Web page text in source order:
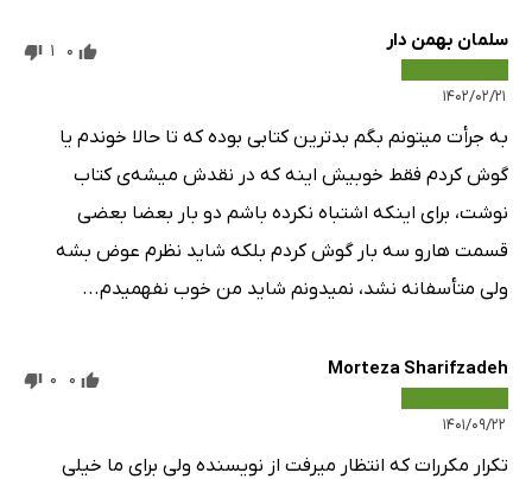
سلمان بهمن دار
۱۴۰۲/۰۲/۲۱
0
1
به جرأت میتونم بگم بدترین کتابی بوده که تا حالا خوندم یا
گوش کردم فقط خوبیش اینه که در نقدش میشه‌ی کتاب
نوشت، برای اینکه اشتباه نکرده باشم دو بار بعضا بعضی
قسمت هارو سه بار گوش کردم بلکه شاید نظرم عوض بشه
ولی متأسفانه نشد، نمیدونم شاید من خوب نفهمیدم...
Morteza Sharifzadeh
۱۴۰۱/۰۹/۲۲
0
0
تکرار مکررات که انتظار میرفت از نویسنده ولی برای ما خیلی